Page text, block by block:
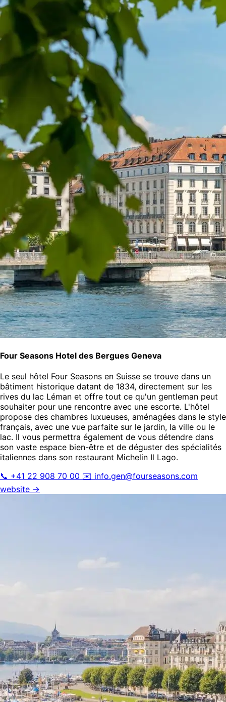
Four Seasons Hotel des Bergues Geneva
Le seul hôtel Four Seasons en Suisse se trouve dans un
bâtiment historique datant de 1834, directement sur les
rives du lac Léman et offre tout ce qu'un gentleman peut
souhaiter pour une rencontre avec une escorte. L'hôtel
propose des chambres luxueuses, aménagées dans le style
français, avec une vue parfaite sur le jardin, la ville ou le
lac. Il vous permettra également de vous détendre dans
son vaste espace bien-être et de déguster des spécialités
italiennes dans son restaurant Michelin Il Lago.
📞 +41 22 908 70 00 ✉️ info.gen@fourseasons.com
website →